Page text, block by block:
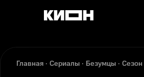
Главная Сериалы Безумцы Сезон